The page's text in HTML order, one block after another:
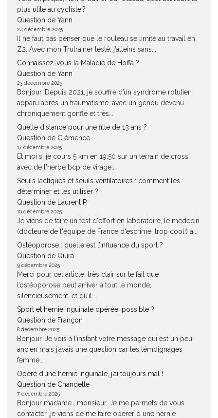
plus utile au cycliste ?
Question de Yann
24 décembre 2025
Il ne faut pas penser que le rouleau se limite au travail en
Z2. Avec mon Trutrainer lesté, j’atteins sans...
Connaissez-vous la Maladie de Hoffa ?
Question de Yann
23 décembre 2025
Bonjour, Depuis 2021, je souffre d’un syndrome rotulien
apparu après un traumatisme, avec un genou devenu
chroniquement gonflé et très...
Quelle distance pour une fille de 13 ans ?
Question de Clémence
17 décembre 2025
Et moi si je cours 5 km en 19.50 sur un terrain de cross
avec de l'herbe bcp de virage...
Seuils lactiques et seuils ventilatoires : comment les
déterminer et les utiliser ?
Question de Laurent P.
10 décembre 2025
Je viens de faire un test d'effort en laboratoire, le médecin
(docteure de l'équipe de France d'escrime, trop cool!) à...
Ostéoporose : quelle est l’influence du sport ?
Question de Quira
9 décembre 2025
Merci pour cet article, très clair sur le fait que
l’ostéoporose peut arriver à tout le monde,
silencieusement, et qu’il...
Sport et hernie inguinale opérée, possible ?
Question de Françon
8 décembre 2025
Bonjour, Je vois à l’instant votre message qui est un peu
ancien mais j’avais une question car les témoignages
femme...
Opéré d’une hernie inguinale, j’ai toujours mal !
Question de Chandelle
7 décembre 2025
Bonjour madame , monsieur, Je me permets de vous
contacter ,je viens de me faire opérer d une hernie